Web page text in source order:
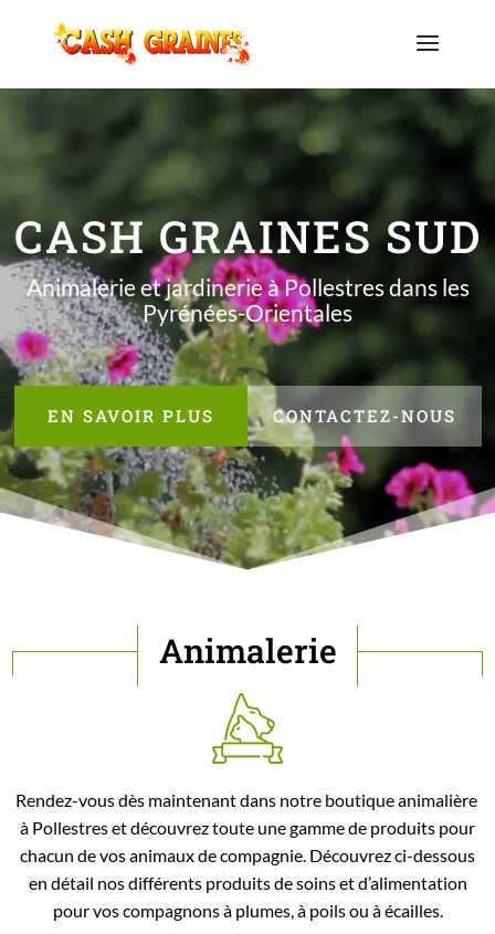
CASH GRAINES SUD
Animalerie et jardinerie à Pollestres dans les
Pyrénées-Orientales
EN SAVOIR PLUS CONTACTEZ-NOUS
Animalerie
Rendez-vous dès maintenant dans notre boutique animalière
à Pollestres et découvrez toute une gamme de produits pour
chacun de vos animaux de compagnie. Découvrez ci-dessous
en détail nos différents produits de soins et d’alimentation
pour vos compagnons à plumes, à poils ou à écailles.